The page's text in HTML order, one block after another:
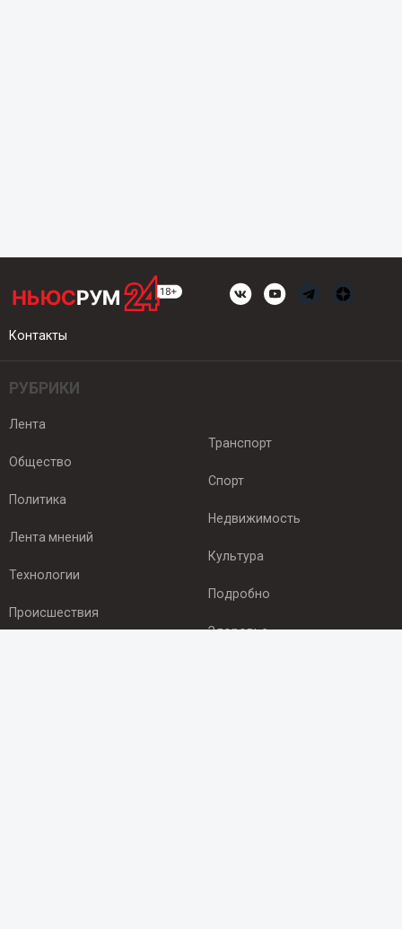
Контакты
РУБРИКИ
Лента
Общество
Политика
Лента мнений
Технологии
Происшествия
Транспорт
Спорт
Недвижимость
Культура
Подробно
Здоровье